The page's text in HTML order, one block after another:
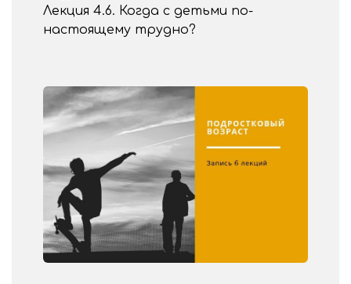
Лекция 4.6. Когда с детьми по-
настоящему трудно?